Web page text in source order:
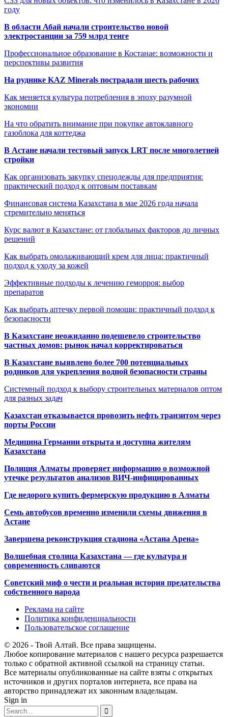
году
В области Абай начали строительство новой
электростанции за 759 млрд тенге
Профессиональное образование в Костанае: возможности и
перспективы развития
На руднике KAZ Minerals пострадали шесть рабочих
Как меняется культура потребления в эпоху разумной
экономии
На что обратить внимание при покупке автоклавного
газоблока для коттеджа
В Астане начали тестовый запуск LRT после многолетней
стройки
Как организовать закупку спецодежды для предприятия:
практический подход к оптовым поставкам
Финансовая система Казахстана в мае 2026 года начала
стремительно меняться
Курс валют в Казахстане: от глобальных факторов до личных
решений
Как выбрать омолаживающий крем для лица: практичный
подход к уходу за кожей
Эффективные подходы к лечению геморроя: выбор
препаратов
Как выбрать аптечку первой помощи: практичный подход к
безопасности
В Казахстане неожиданно подешевело строительство
частных домов: рынок начал корректироваться
В Казахстане выявлено более 700 потенциальных
родников для укрепления водной безопасности страны
Системный подход к выбору строительных материалов оптом
для разных задач
Казахстан отказывается провозить нефть транзитом через
порты России
Медицина Германии открыта и доступна жителям
Казахстана
Полиция Алматы проверяет информацию о возможной
утечке результатов анализов ВИЧ-инфицированных
Где недорого купить фермерскую продукцию в Алматы
Семь автобусов временно изменили схемы движения в
Астане
Завершена реконструкция стадиона «Астана Арена»
Волшебная столица Казахстана — где культура и
современность сливаются
Советский миф о чести и реальная история предательства
собственного народа
Реклама на сайте
Политика конфиденциальности
Пользовательское соглашение
© 2026 - Твой Алтай. Все права защищены.
Любое копирование материалов с нашего ресурса разрешается
только с обратной активной ссылкой на страницу статьи.
Все материалы опубликованные на сайте взяты с открытых
источников и других порталов интернета, все права на
авторство принадлежат их законным владельцам.
Sign in